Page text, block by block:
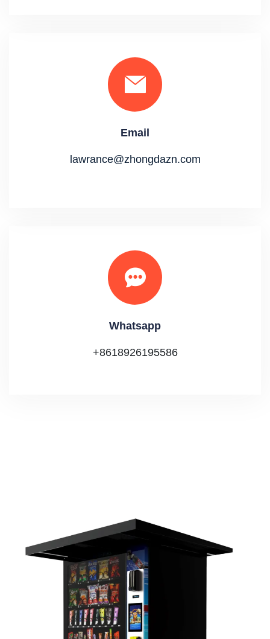
Email
lawrance@zhongdazn.com
Whatsapp
+8618926195586